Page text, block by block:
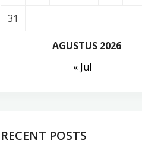
AGUSTUS 2026
31
« Jul
RECENT POSTS